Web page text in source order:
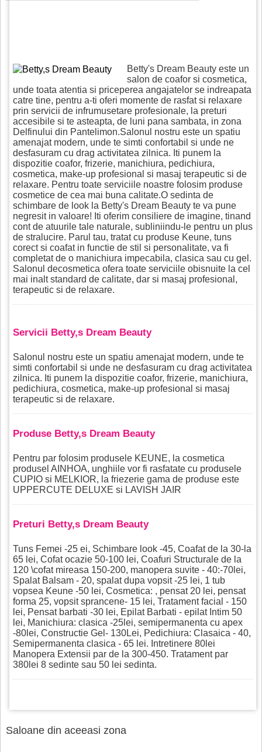
Betty's Dream Beauty este un
salon de coafor si cosmetica,
unde toata atentia si priceperea angajatelor se indreapata
catre tine, pentru a-ti oferi momente de rasfat si relaxare
prin servicii de infrumusetare profesionale, la preturi
accesibile si te asteapta, de luni pana sambata, in zona
Delfinului din Pantelimon.Salonul nostru este un spatiu
amenajat modern, unde te simti confortabil si unde ne
desfasuram cu drag activitatea zilnica. Iti punem la
dispozitie coafor, frizerie, manichiura, pedichiura,
cosmetica, make-up profesional si masaj terapeutic si de
relaxare. Pentru toate serviciile noastre folosim produse
cosmetice de cea mai buna calitate.O sedinta de
schimbare de look la Betty's Dream Beauty te va pune
negresit in valoare! Iti oferim consiliere de imagine, tinand
cont de atuurile tale naturale, subliniindu-le pentru un plus
de stralucire. Parul tau, tratat cu produse Keune, tuns
corect si coafat in functie de stil si personalitate, va fi
completat de o manichiura impecabila, clasica sau cu gel.
Salonul decosmetica ofera toate serviciile obisnuite la cel
mai inalt standard de calitate, dar si masaj profesional,
terapeutic si de relaxare.
Servicii Betty,s Dream Beauty
Salonul nostru este un spatiu amenajat modern, unde te
simti confortabil si unde ne desfasuram cu drag activitatea
zilnica. Iti punem la dispozitie coafor, frizerie, manichiura,
pedichiura, cosmetica, make-up profesional si masaj
terapeutic si de relaxare.
Produse Betty,s Dream Beauty
Pentru par folosim produsele KEUNE, la cosmetica
produsel AINHOA, unghiile vor fi rasfatate cu produsele
CUPIO si MELKIOR, la friezerie gama de produse este
UPPERCUTE DELUXE si LAVISH JAIR
Preturi Betty,s Dream Beauty
Tuns Femei -25 ei, Schimbare look -45, Coafat de la 30-la
65 lei, Cofat ocazie 50-100 lei, Coafuri Structurale de la
120 \cofat mireasa 150-200, manopera suvite - 40:-70lei,
Spalat Balsam - 20, spalat dupa vopsit -25 lei, 1 tub
vopsea Keune -50 lei, Cosmetica: , pensat 20 lei, pensat
forma 25, vopsit sprancene- 15 lei, Tratament facial - 150
lei, Pensat barbati -30 lei, Epilat Barbati - epilat Intim 50
lei, Manichiura: clasica -25lei, semipermanenta cu apex
-80lei, Constructie Gel- 130Lei, Pedichiura: Clasaica - 40,
Semipermanenta clasica - 65 lei. Intretinere 80lei
Manopera Extensii par de la 300-450. Tratament par
380lei 8 sedinte sau 50 lei sedinta.
Saloane din aceeasi zona